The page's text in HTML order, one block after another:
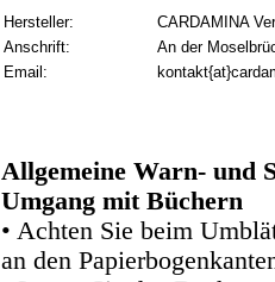
Hersteller:
CARDAMINA
Anschrift:
An der
Email:
Allgemeine Warn- und
Umgang mit Büchern
• Achten Sie beim
an den